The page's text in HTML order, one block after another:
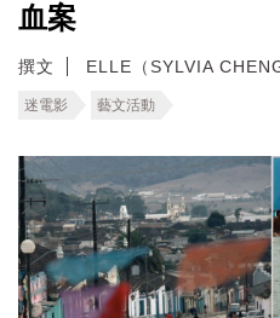
血案
撰文 ELLE（SYLVIA
迷電影 藝文活動